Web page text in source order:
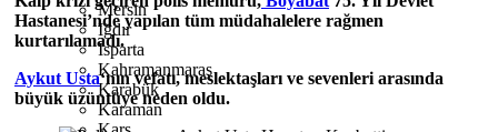
Mersin
Iğdır
Isparta
Kahramanmaraş
Karabük
Karaman
Hastanesi’nde yapılan tüm müdahalelere rağmen
kurtarılamadı.
Aykut Usta‘nın vefatı, meslektaşları ve sevenleri arasında
büyük üzüntüye neden oldu.